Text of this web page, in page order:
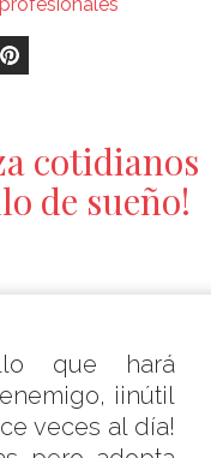
cotidianos
de sueño!
que hará
¡inútil
veces al día!